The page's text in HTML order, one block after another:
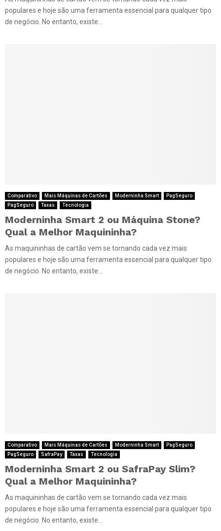
populares e hoje são uma ferramenta essencial para qualquer tipo
de negócio. No entanto, existe...
Comparativo Mais Máquinas de Cartões Moderninha Smart
PagSeguro
PagSeguro
Taxas Tecnologia
Moderninha Smart 2 ou Máquina Stone?
Qual a Melhor Maquininha?
As maquininhas de cartão vem se tornando cada vez mais
populares e hoje são uma ferramenta essencial para qualquer tipo
de negócio. No entanto, existe...
Comparativo Mais Máquinas de Cartões Moderninha Smart
PagSeguro
PagSeguro
SafraPay Taxas Tecnologia
Moderninha Smart 2 ou SafraPay Slim?
Qual a Melhor Maquininha?
As maquininhas de cartão vem se tornando cada vez mais
populares e hoje são uma ferramenta essencial para qualquer tipo
de negócio. No entanto, existe...